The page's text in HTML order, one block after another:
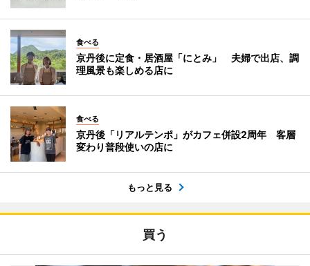
食べる
京丹後に定食・居酒屋「にとみ」 夫婦で出店、調
理風景も楽しめる店に
食べる
京丹後「リアルテンポ」がカフェ併設2周年 客層
変わり普段使いの店に
もっと見る
買う